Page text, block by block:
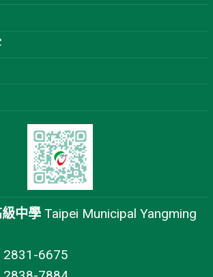
中學 Taipei Municipal Yangming
6675